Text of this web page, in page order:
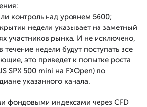
контроль над уровнем 5600;
недели указывает на заметный
участников рынка. И не исключено,
течение недели будут поступать все
это приведет к попытке роста
SPX 500 mini на FXOpen) по
указанного канала.
фондовыми индексами через CFD